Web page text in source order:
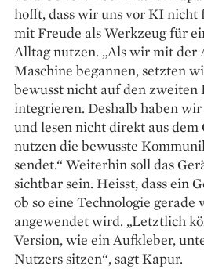
hofft, dass wir uns vor KI nicht
mit Freude als Werkzeug für
Alltag nutzen. „Als wir mit der
Maschine begannen, setzten
bewusst nicht auf den zweiten
integrieren. Deshalb haben
und lesen nicht direkt aus dem
nutzen die bewusste
sendet.“ Weiterhin soll das
sichtbar sein. Heisst, dass ein
ob so eine Technologie gerade
angewendet wird. „Letztlich
Version, wie ein Aufkleber,
Nutzers sitzen“, sagt Kapur.